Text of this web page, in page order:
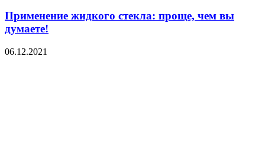
Применение жидкого стекла: проще, чем вы
думаете!
06.12.2021